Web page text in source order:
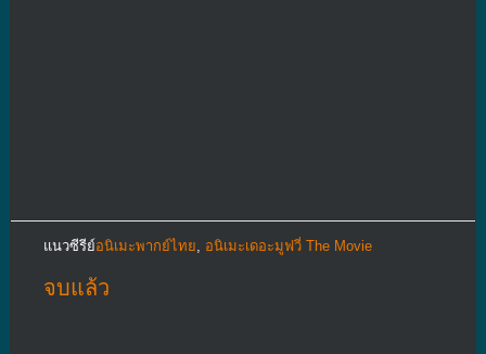
แนวซีรีย์อนิเมะพากย์ไทย อนิเมะเดอะมูฟวี่ The Movie
จบแล้ว